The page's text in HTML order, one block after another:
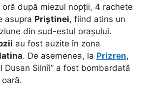
după miezul nopții, 4 rachete
asupra Priștinei, fiind atins un
din sud-estul orașului.
au fost auzite în zona
. De asemenea, la Prizren,
Dusan Silnîi” a fost bombardată